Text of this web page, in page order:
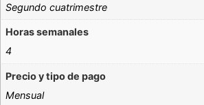
Segundo cuatrimestre
Horas semanales
4
Precio y tipo de pago
Mensual